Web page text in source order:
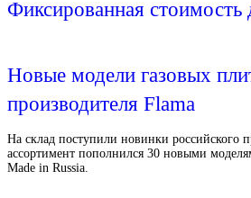
Фиксированная стоимость
Новые модели газовых
производителя Flama
На склад поступили новинки российского
ассортимент пополнился 30 новыми
Made in Russia.